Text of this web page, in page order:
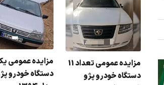
مزایده عمومی
مزایده عمومی تعداد 11
دستگاه خودرو پژو